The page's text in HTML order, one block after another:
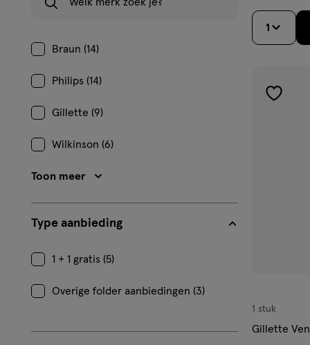
Braun (14)
Philips (14)
Gillette (9)
Wilkinson (6)
Toon meer
Type aanbieding
1 + 1 gratis (5)
Overige folder aanbiedingen (3)
1
1 stuk
Gillette